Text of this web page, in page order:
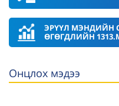
ЭРҮҮЛ МЭНДИЙН
ӨГӨГДЛИЙН
Онцлох мэдээ